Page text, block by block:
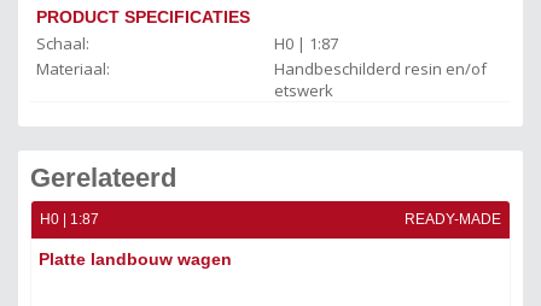
PRODUCT SPECIFICATIES
Schaal:
H0 | 1:87
Materiaal:
Handbeschilderd resin en/of
etswerk
Gerelateerd
H0 | 1:87 READY-MADE
Platte landbouw wagen